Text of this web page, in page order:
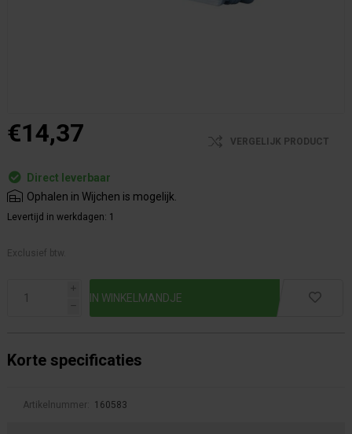
€14,37 VERGELIJK PRODUCT
Direct leverbaar
Ophalen in Wijchen is mogelijk.
Levertijd in werkdagen: 1
Exclusief btw.
i
h
Korte specificaties
Artikelnummer: 160583